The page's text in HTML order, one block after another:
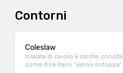
Contorni
Coleslaw
Insalata di cavolo e carote,
come dice Mario "yannis ontoppa"